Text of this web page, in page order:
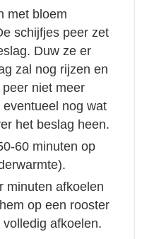
met bloem
schijfjes peer zet
Duw ze er
zal nog rijzen en
niet meer
nog wat
het beslag heen.
60 minuten op
minuten afkoelen
op een rooster
afkoelen.